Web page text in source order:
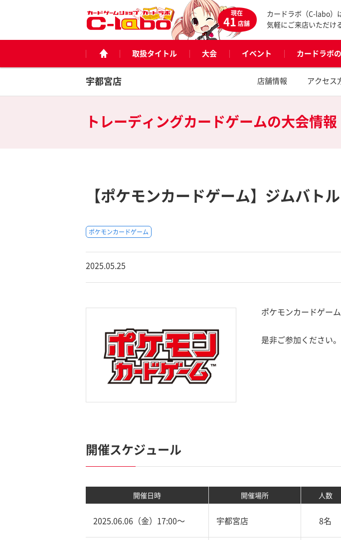
現在
41店舗
カードラボ（C-labo）
気軽にご来店いただけ
取扱タイトル 大会 イベント カードラボ
宇都宮店 店舗情報 アクセス
トレーディングカードゲームの大会情報
【ポケモンカードゲーム】ジムバトル
ポケモンカードゲーム
2025.05.25
ポケモンカードゲー
是非ご参加ください。
開催スケジュール
開催日時 開催場所 人数
2025.06.06（金）17:00〜 宇都宮店 8名